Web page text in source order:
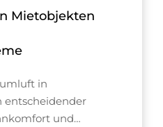
Mietobjekten
in
entscheidender
und…